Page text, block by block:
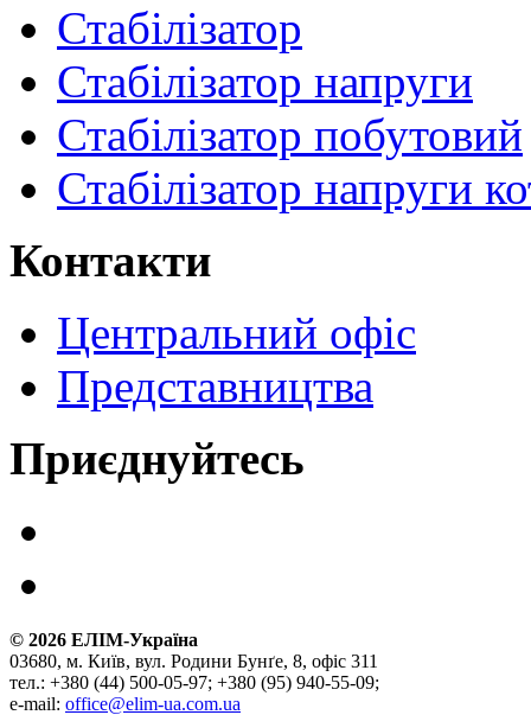
Стабілізатор
Стабілізатор напруги
Стабілізатор побутовий
Стабілізатор напруги
Контакти
Центральний офіс
Представництва
Приєднуйтесь
© 2026 ЕЛІМ-Україна
03680, м. Київ, вул. Родини Бунґе, 8, офіс 311
тел.: +380 (44) 500-05-97; +380 (95) 940-55-09;
e-mail: office@elim-ua.com.ua